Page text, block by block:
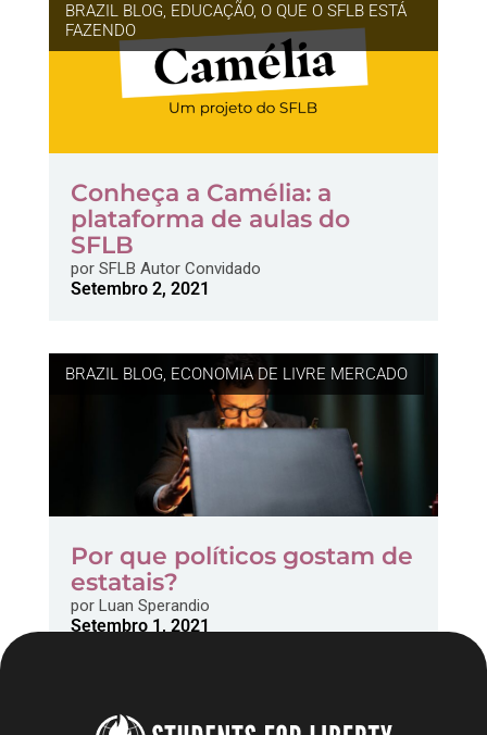
BRAZIL BLOG, EDUCAÇÃO, O QUE O SFLB ESTÁ
FAZENDO
Conheça a Camélia: a
plataforma de aulas do
SFLB
porSFLB Autor Convidado
Setembro 2, 2021
BRAZIL BLOG, ECONOMIA DE LIVRE MERCADO
Por que políticos gostam de
estatais?
porLuan Sperandio
Setembro 1, 2021